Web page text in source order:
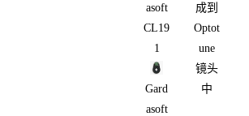
asoft
CL19
1
Gard
asoft
成到
Optot
une
镜头
中